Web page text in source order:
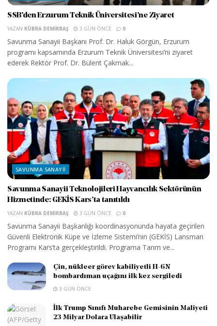
SSB’den Erzurum Teknik Üniversitesi’ne Ziyaret
YAZAN KÜBRA DEMIRBAŞ 3 GÜN ÖNCE 0
Savunma Sanayii Başkanı Prof. Dr. Haluk Görgün, Erzurum
programı kapsamında Erzurum Teknik Üniversitesi’ni ziyaret
ederek Rektör Prof. Dr. Bülent Çakmak...
SAVUNMA SANAYII
Savunma Sanayii Teknolojileri Hayvancılık Sektörünün
Hizmetinde: GEKİS Kars’ta tanıtıldı
YAZAN KÜBRA DEMIRBAŞ 3 GÜN ÖNCE 0
Savunma Sanayii Başkanlığı koordinasyonunda hayata geçirilen
Güvenli Elektronik Küpe ve İzleme Sistemi’nin (GEKİS) Lansman
Programı Kars’ta gerçekleştirildi. Programa Tarım ve...
Çin, nükleer görev kabiliyetli H-6N
bombardıman uçağını ilk kez sergiledi
3 GÜN ÖNCE
İlk Trump Sınıfı Muharebe Gemisinin Maliyeti
23 Milyar Dolara Ulaşabilir